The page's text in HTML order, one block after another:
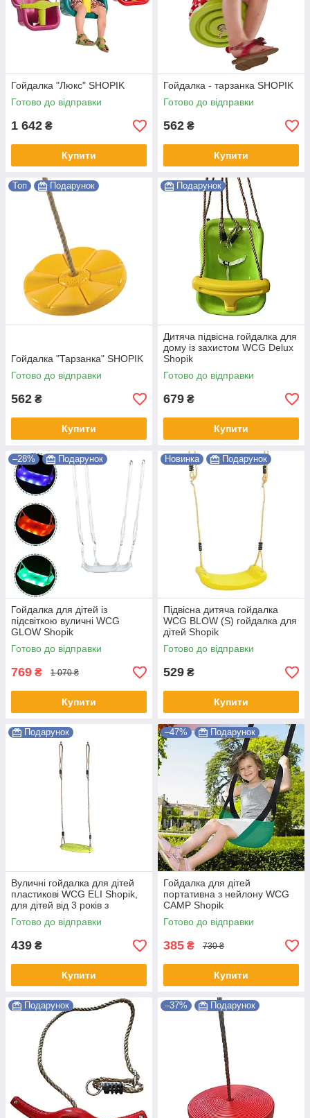
Гойдалка "Люкс" SHOPIK
Готово до відправки
1 642 ₴
Купити
Гойдалка - тарзанка SHOPIK
Готово до відправки
562 ₴
Купити
Топ Подарунок
Гойдалка "Тарзанка" SHOPIK
Готово до відправки
562 ₴
Купити
Подарунок
Дитяча підвісна гойдалка для
дому із захистом WCG Delux
Shopik
Готово до відправки
679 ₴
Купити
–28% Подарунок
Гойдалка для дітей із
підсвіткою вуличні WCG
GLOW Shopik
Готово до відправки
769 ₴ 1 070 ₴
Купити
Новинка Подарунок
Підвісна дитяча гойдалка
WCG BLOW (S) гойдалка для
дітей Shopik
Готово до відправки
529 ₴
Купити
Подарунок
Вуличні гойдалка для дітей
пластикові WCG ELI Shopik,
для дітей від 3 років з
навантаженням до 70 кг
Готово до відправки
439 ₴
Купити
–47% Подарунок
Гойдалка для дітей
портативна з нейлону WCG
CAMP Shopik
Готово до відправки
385 ₴ 730 ₴
Купити
Подарунок –37% Подарунок